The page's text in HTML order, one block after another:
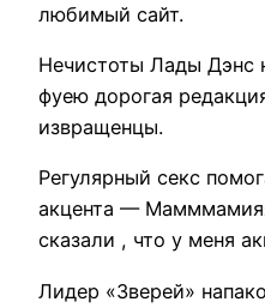
любимый сайт.
Нечистоты Лады
фуею дорогая
извращенцы.
Регулярный секс
акцента —
сказали , что у меня
Лидер «Зверей»